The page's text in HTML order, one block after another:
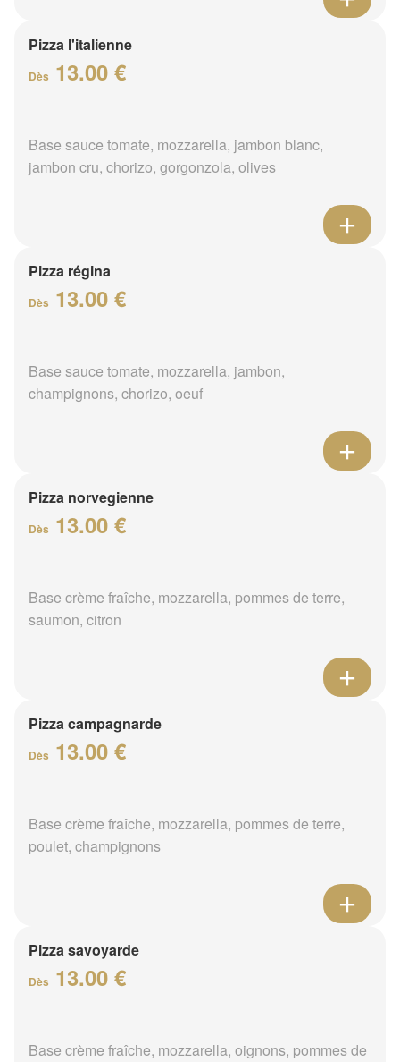
Pizza l'italienne
Dès 13.00 €
Base sauce tomate, mozzarella, jambon blanc,
jambon cru, chorizo, gorgonzola, olives
Pizza régina
Dès 13.00 €
Base sauce tomate, mozzarella, jambon,
champignons, chorizo, oeuf
Pizza norvegienne
Dès 13.00 €
Base crème fraîche, mozzarella, pommes de terre,
saumon, citron
Pizza campagnarde
Dès 13.00 €
Base crème fraîche, mozzarella, pommes de terre,
poulet, champignons
Pizza savoyarde
Dès 13.00 €
Base crème fraîche, mozzarella, oignons, pommes de